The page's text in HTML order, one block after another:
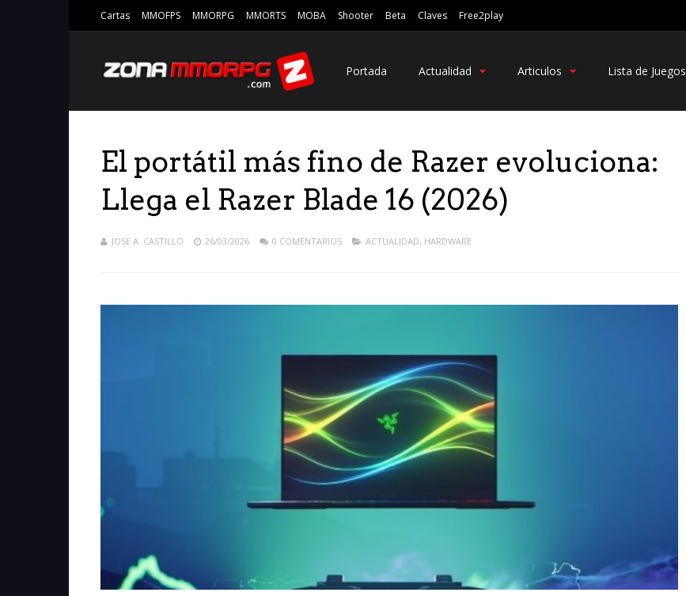
Cartas MMOFPS MMORPG MMORTS MOBA Shooter Beta Claves Free2play
Portada Actualidad Articulos Lista de Juegos
El portátil más fino de Razer evoluciona:
Llega el Razer Blade 16 (2026)
JOSE A. CASTILLO 26/03/2026 0 COMENTARIOS ACTUALIDAD, HARDWARE